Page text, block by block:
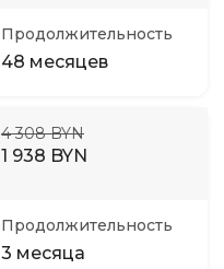
Продолжительность
48 месяцев
4 308 BYN
1 938 BYN
Продолжительность
3 месяца